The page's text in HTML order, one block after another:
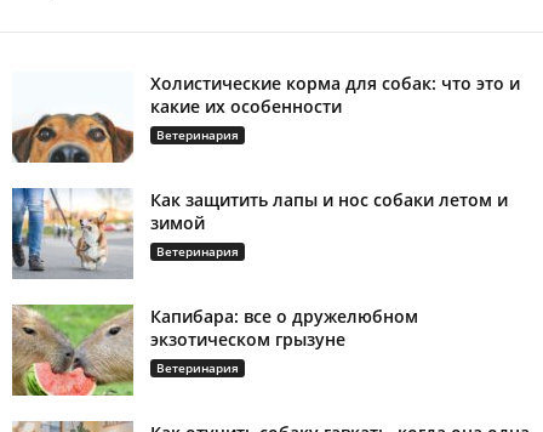
Холистические корма для собак: что это и
какие их особенности
Ветеринария
Как защитить лапы и нос собаки летом и
зимой
Ветеринария
Капибара: все о дружелюбном
экзотическом грызуне
Ветеринария